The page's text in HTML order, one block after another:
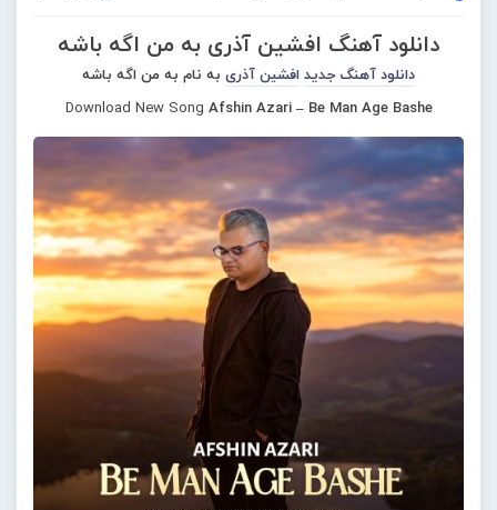
دانلود آهنگ افشین آذری به من اگه باشه
دانلود آهنگ جدید افشین آذری به نام به من اگه باشه
Download New Song Afshin Azari – Be Man Age Bashe